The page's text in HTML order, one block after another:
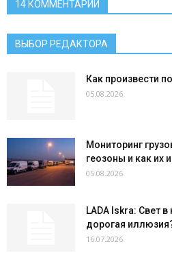
14 КОММЕНТАРИИ
ВЫБОР РЕДАКТОРА
Как произвести
05.08.2026
Мониторинг
геозоны и как их
05.08.2026
LADA Iskra: Свет
дорогая
16.07.2026